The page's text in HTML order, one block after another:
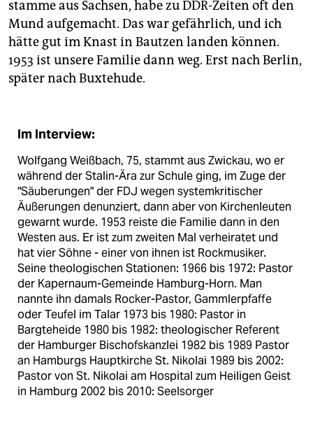
stamme aus Sachsen, habe zu DDR-Zeiten oft den
Mund aufgemacht. Das war gefährlich, und ich
hätte gut im Knast in Bautzen landen können.
1953 ist unsere Familie dann weg. Erst nach Berlin,
später nach Buxtehude.
Im Interview:
Wolfgang Weißbach, 75, stammt aus Zwickau, wo er
während der Stalin-Ära zur Schule ging, im Zuge der
"Säuberungen" der FDJ wegen systemkritischer
Äußerungen denunziert, dann aber von Kirchenleuten
gewarnt wurde. 1953 reiste die Familie dann in den
Westen aus. Er ist zum zweiten Mal verheiratet und
hat vier Söhne - einer von ihnen ist Rockmusiker.
Seine theologischen Stationen: 1966 bis 1972: Pastor
der Kapernaum-Gemeinde Hamburg-Horn. Man
nannte ihn damals Rocker-Pastor, Gammlerpfaffe
oder Teufel im Talar 1973 bis 1980: Pastor in
Bargteheide 1980 bis 1982: theologischer Referent
der Hamburger Bischofskanzlei 1982 bis 1989 Pastor
an Hamburgs Hauptkirche St. Nikolai 1989 bis 2002:
Pastor von St. Nikolai am Hospital zum Heiligen Geist
in Hamburg 2002 bis 2010: Seelsorger